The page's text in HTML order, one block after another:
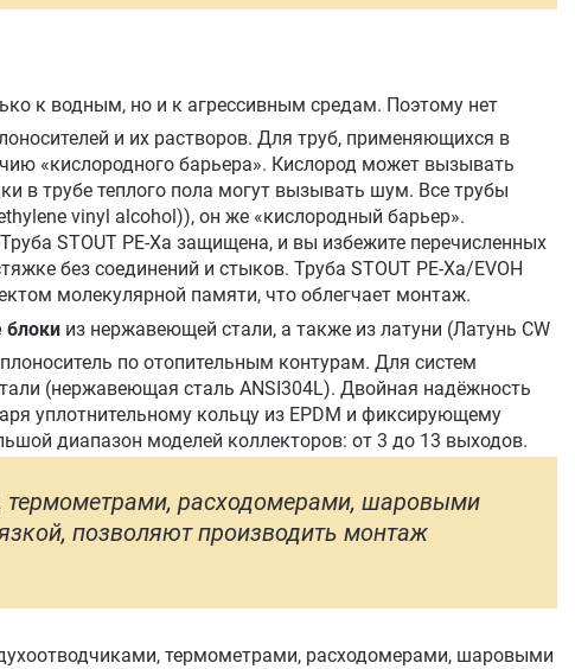
к водным, но и к агрессивным средам. Поэтому нет
и их растворов. Для труб, применяющихся в
«кислородного барьера». Кислород может вызывать
в трубе теплого пола могут вызывать шум. Все трубы
vinyl alcohol)), он же «кислородный барьер».
STOUT PE-Xа защищена, и вы избежите перечисленных
без соединений и стыков. Труба STOUT PE-Xa/EVOH
молекулярной памяти, что облегчает монтаж.
блоки из нержавеющей стали, а также из латуни (Латунь CW
по отопительным контурам. Для систем
(нержавеющая сталь ANSI304L). Двойная надёжность
уплотнительному кольцу из EPDM и фиксирующему
диапазон моделей коллекторов: от 3 до 13 выходов.
термометрами, расходомерами, шаровыми
позволяют производить монтаж
термометрами, расходомерами, шаровыми